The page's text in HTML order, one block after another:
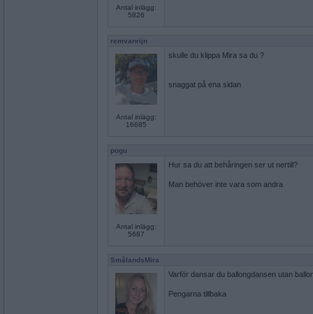
Antal inlägg:
5826
remvanrijn
Antal inlägg:
16685
skulle du klippa Mira sa du ?
snaggat på ena sidan
pogu
Antal inlägg:
5687
Hur sa du att behåringen ser ut nertill?
Man behöver inte vara som andra
SmålandsMira
Varför dansar du ballongdansen utan
Pengarna tillbaka